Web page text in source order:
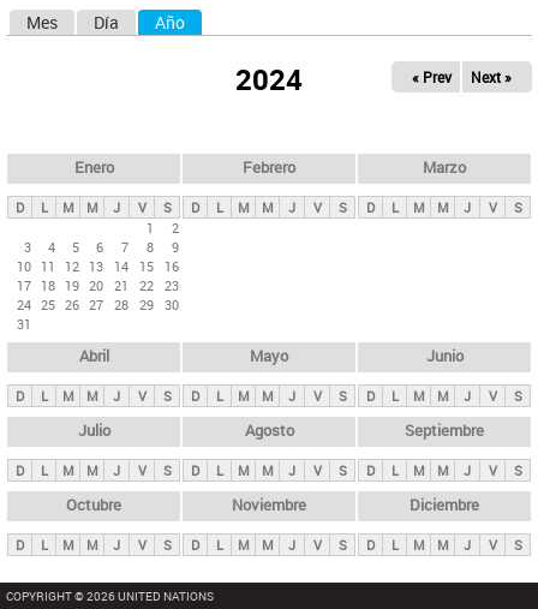
ds
p
n
c
i
p
l
e
s
Mes Día Año
2024 « Prev Next »
Enero
D L M M J V
S
1
2
3
4 5 6 7 8
9
10 11 12 13 14 15
16
17 18 19 20 21 22 23
24 25 26 27 28 29 30
31
Febrero
D L M M J V S
Marzo
D L M M J V S
Abril
D L M M J V S
Mayo
D L M M J V S
Junio
D L M M J V S
Julio
D L M M J V S
Agosto
D L M M J V S
Septiembre
D L M M J V S
Octubre
D L M M J V S
Noviembre
D L M M J V S
Diciembre
D L M M J V S
COPYRIGHT © 2026 UNITED NATIONS